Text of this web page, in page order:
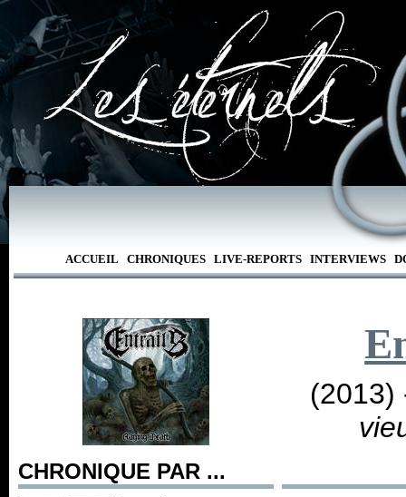
ACCUEIL CHRONIQUES LIVE-REPORTS INTERVIEWS
CHRONIQUE PAR ...